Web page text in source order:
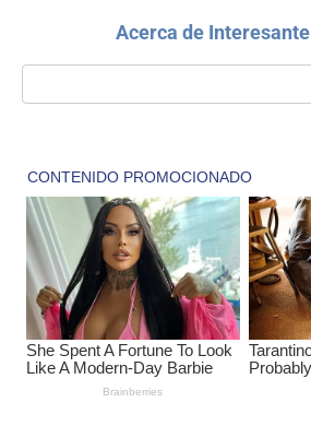
Acerca de Interesante
Search: